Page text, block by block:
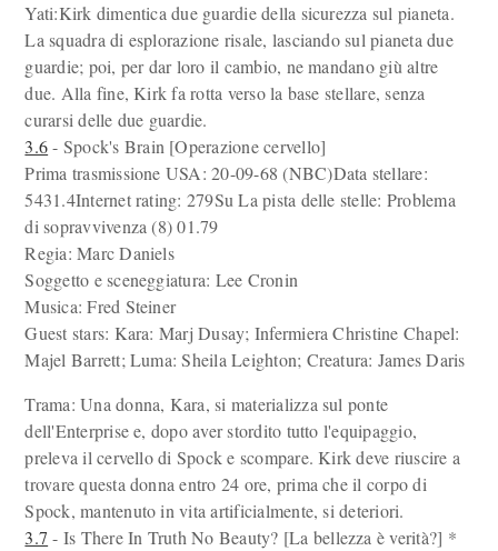
Yati:Kirk dimentica due guardie della sicurezza sul pianeta.
La squadra di esplorazione risale, lasciando sul pianeta due
guardie; poi, per dar loro il cambio, ne mandano giù altre
due. Alla fine, Kirk fa rotta verso la base stellare, senza
curarsi delle due guardie.
3.6- Spock's Brain [Operazione cervello]
Prima trasmissione USA: 20-09-68 (NBC)Data stellare:
5431.4Internet rating: 279Su La pista delle stelle: Problema
di sopravvivenza (8) 01.79
Regia: Marc Daniels
Soggetto e sceneggiatura: Lee Cronin
Musica: Fred Steiner
Guest stars: Kara: Marj Dusay; Infermiera Christine Chapel:
Majel Barrett; Luma: Sheila Leighton; Creatura: James Daris
Trama: Una donna, Kara, si materializza sul ponte
dell'Enterprise e, dopo aver stordito tutto l'equipaggio,
preleva il cervello di Spock e scompare. Kirk deve riuscire a
trovare questa donna entro 24 ore, prima che il corpo di
Spock, mantenuto in vita artificialmente, si deteriori.
3.7 - Is There In Truth No Beauty? [La bellezza è verità?] *